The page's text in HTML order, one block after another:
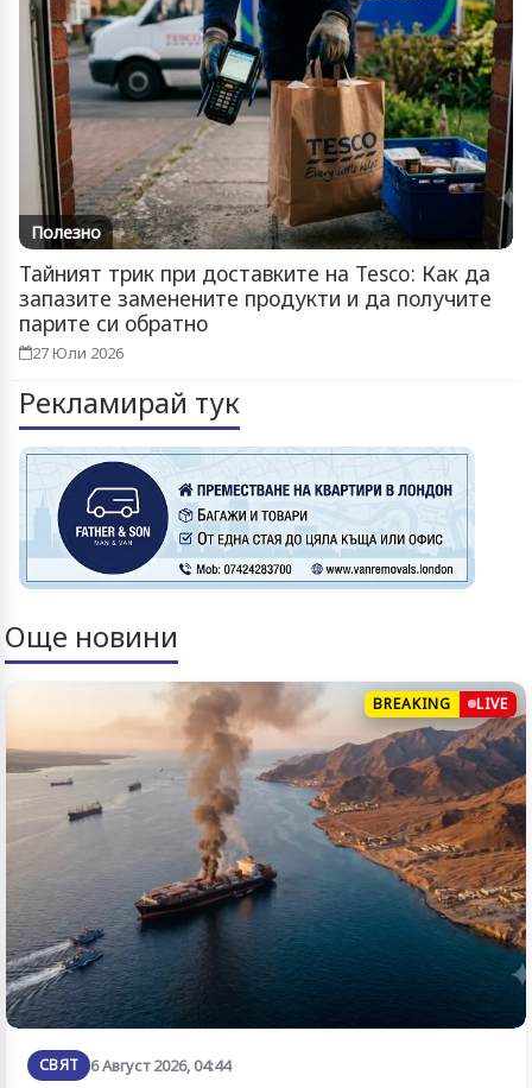
Полезно
Тайният трик при доставките на Tesco: Как да
запазите заменените продукти и да получите
парите си обратно
27 Юли 2026
Рекламирай тук
Още новини
BREAKING LIVE
СВЯТ 6 Август 2026, 04:44